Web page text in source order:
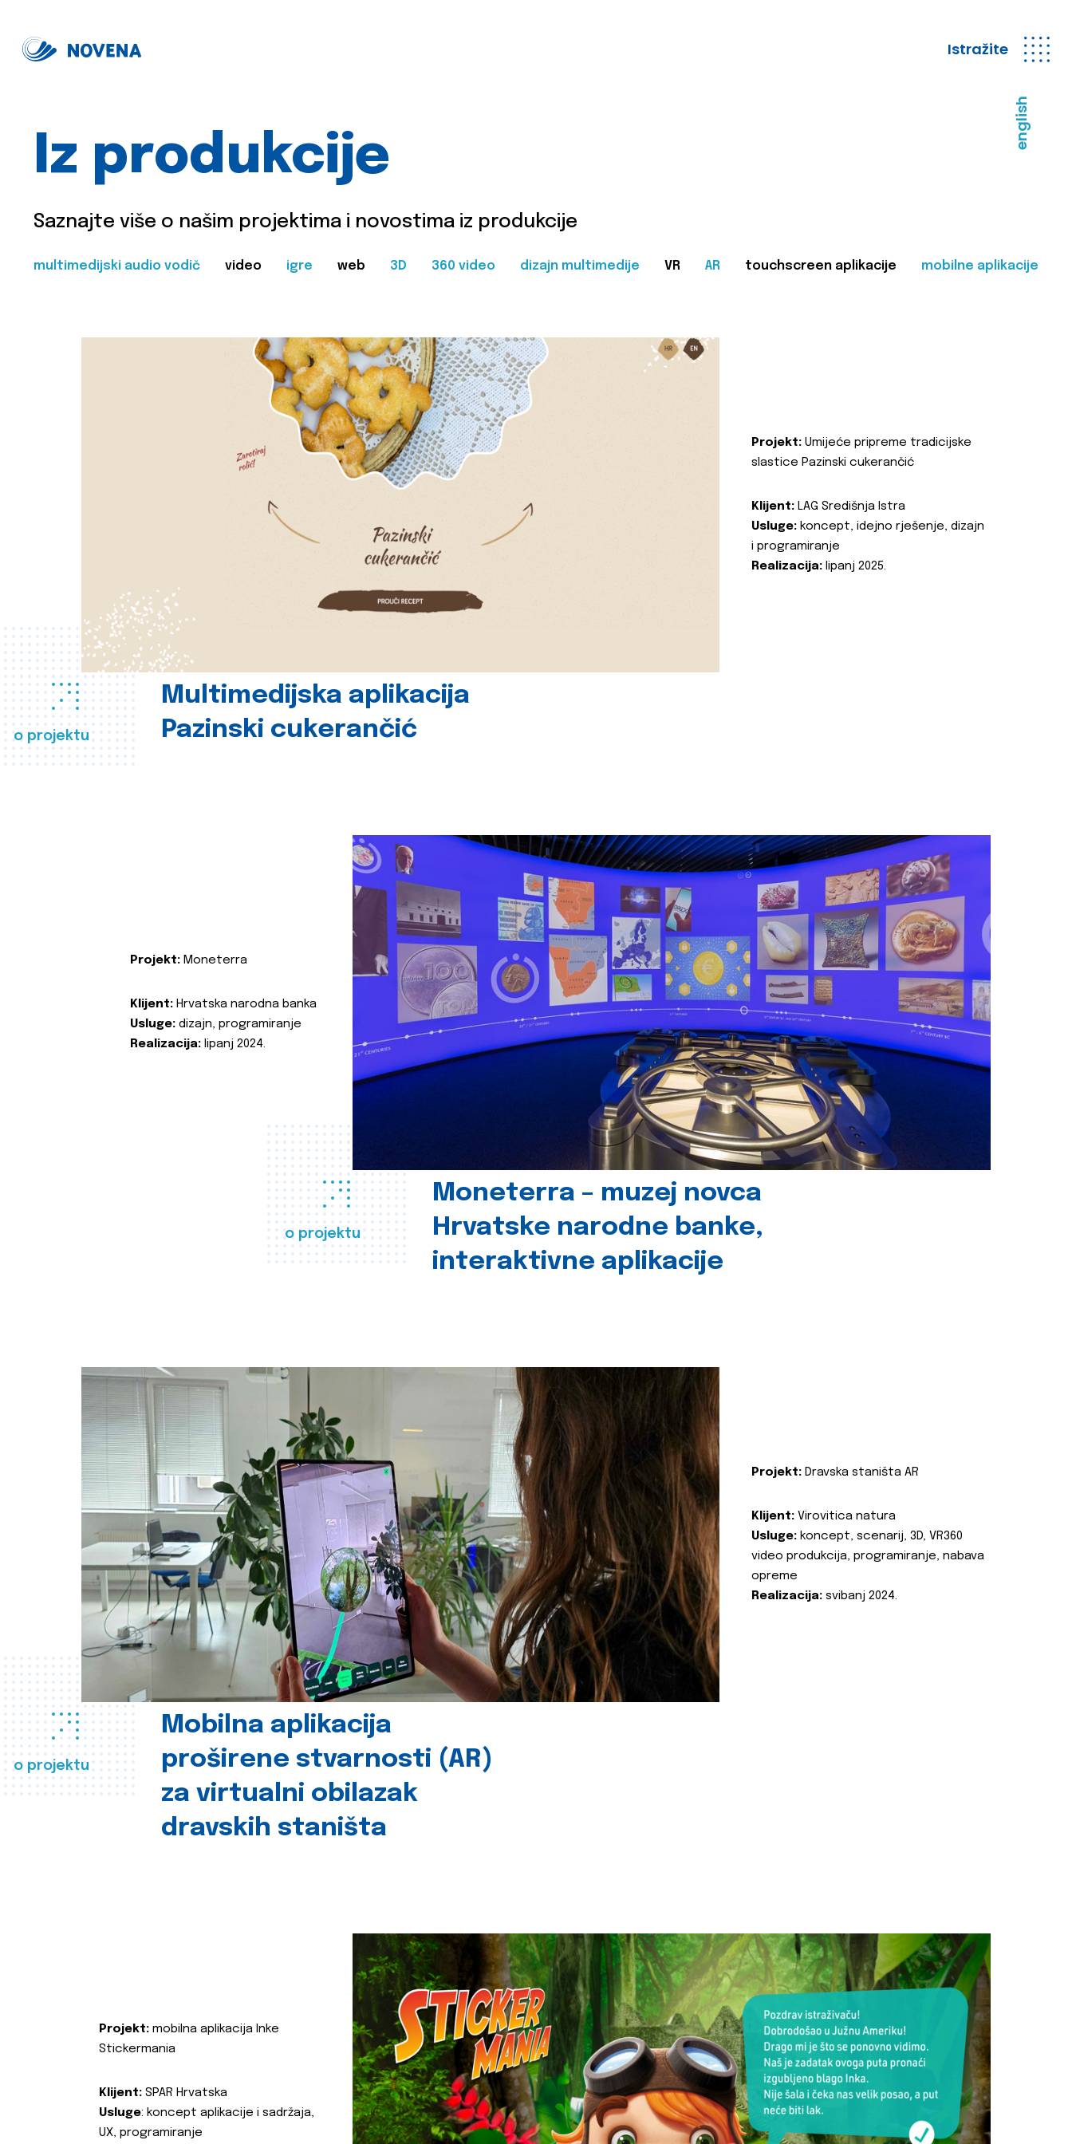
Istražite
english
Iz produkcije
Saznajte više o našim projektima i novostima iz produkcije
multimedijski audio vodič video igre web 3D 360 video dizajn multimedije VR AR touchscreen aplikacije mobilne aplikacije
o projektu
Multimedijska aplikacija
Pazinski cukerančić
Projekt: Umijeće pripreme tradicijske
slastice Pazinski cukerančić
Klijent: LAG Središnja Istra
Usluge: koncept, idejno rješenje, dizajn
i programiranje
Realizacija: lipanj 2025.
o projektu
Moneterra – muzej novca
Hrvatske narodne banke,
interaktivne aplikacije
Projekt: Moneterra
Klijent: Hrvatska narodna banka
Usluge: dizajn, programiranje
Realizacija: lipanj 2024.
o projektu
Mobilna aplikacija
proširene stvarnosti (AR)
za virtualni obilazak
dravskih staništa
Projekt: Dravska staništa AR
Klijent: Virovitica natura
Usluge: koncept, scenarij, 3D, VR360
video produkcija, programiranje, nabava
opreme
Realizacija: svibanj 2024.
Projekt: mobilna aplikacija Inke
Stickermania
Klijent: SPAR Hrvatska
Usluge: koncept aplikacije i sadržaja,
UX, programiranje